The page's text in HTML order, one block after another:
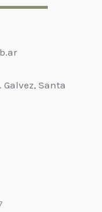
Galvez, Santa